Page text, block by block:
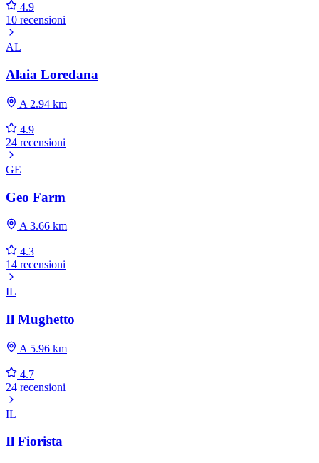
4.9
10 recensioni
AL
Alaia Loredana
A 2.94 km
4.9
24 recensioni
GE
Geo Farm
A 3.66 km
4.3
14 recensioni
IL
Il Mughetto
A 5.96 km
4.7
24 recensioni
IL
Il Fiorista